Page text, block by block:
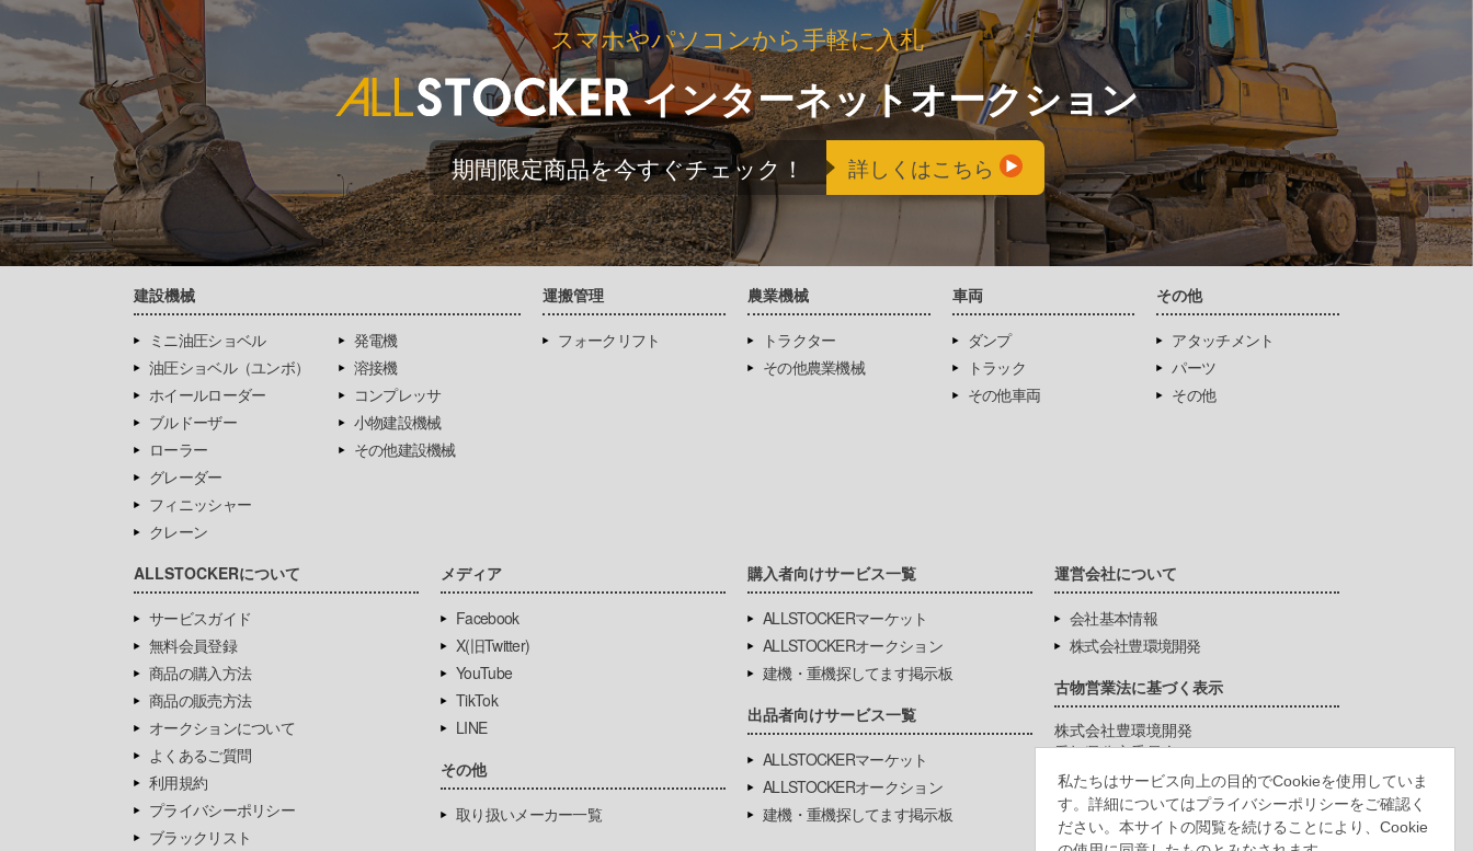
私たちはサービス向上の目的でCookieを使用していま
す。詳細についてはプライバシーポリシーをご確認く
ださい。本サイトの閲覧を続けることにより、Cookie
スマホやパソコンから手軽に入札
インターネットオークション
期間限定商品を今すぐチェック！ 詳しくはこちら
建設機械
ミニ油圧ショベル
油圧ショベル（ユンボ）
ホイールローダー
ブルドーザー
ローラー
グレーダー
フィニッシャー
クレーン
発電機
溶接機
コンプレッサ
小物建設機械
その他建設機械
運搬管理
フォークリフト
農業機械
トラクター
その他農業機械
車両
ダンプ
トラック
その他車両
その他
アタッチメント
パーツ
その他
ALLSTOCKERについて
サービスガイド
無料会員登録
商品の購入方法
商品の販売方法
オークションについて
よくあるご質問
利用規約
プライバシーポリシー
ブラックリスト
メディア
Facebook
X(旧Twitter)
YouTube
TikTok
LINE
その他
取り扱いメーカー一覧
購入者向けサービス一覧
ALLSTOCKERマーケット
ALLSTOCKERオークション
建機・重機探してます掲示板
出品者向けサービス一覧
ALLSTOCKERマーケット
ALLSTOCKERオークション
建機・重機探してます掲示板
運営会社について
会社基本情報
株式会社豊環境開発
古物営業法に基づく表示
株式会社豊環境開発
愛知県公安委員会
第542771404200号